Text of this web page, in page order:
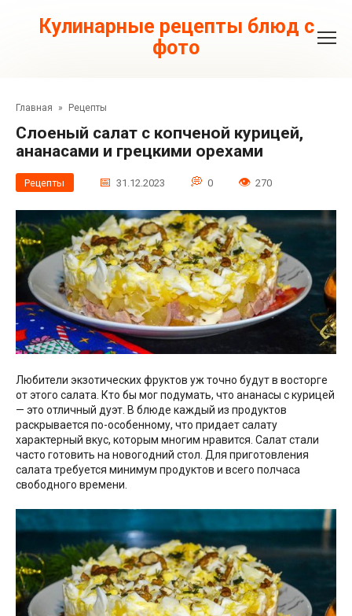
контентуКулинарные рецепты блюд с
фото
Главная » Рецепты
Слоеный салат с копченой курицей,
ананасами и грецкими орехами
Рецепты 31.12.2023 0 270
Любители экзотических фруктов уж точно будут в восторге
от этого салата. Кто бы мог подумать, что ананасы с курицей
— это отличный дуэт. В блюде каждый из продуктов
раскрывается по-особенному, что придает салату
характерный вкус, которым многим нравится. Салат стали
часто готовить на новогодний стол. Для приготовления
салата требуется минимум продуктов и всего полчаса
свободного времени.